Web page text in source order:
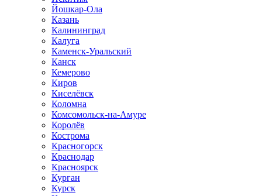
Йошкар-Ола
Казань
Калининград
Калуга
Каменск-Уральский
Канск
Кемерово
Киров
Киселёвск
Коломна
Комсомольск-на-Амуре
Королёв
Кострома
Красногорск
Краснодар
Красноярск
Курган
Курск